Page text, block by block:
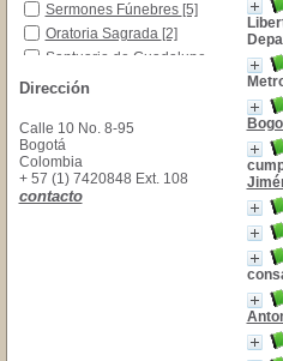
Sermones Fúnebres
Sermones Fúnebres [5]
Oratoria Sagrada
Oratoria Sagrada [2]
Santuario de Guadalupe (Bogotá)
Santuario de Guadalupe
Credo de los Apóstoles -Sermones
Credo de los Apóstoles -
Cuaresma- -Sermones
Cuaresma- -Sermones
Historia Eclesiastica -Colombia
Historia Eclesiastica -
Colombia[1]
Historia eclesiástica-- Bogotá
Historia eclesiástica--
Dirección
Calle 10 No. 8-95
Bogotá
Colombia
+ 57 (1) 7420848 Ext. 108
contacto